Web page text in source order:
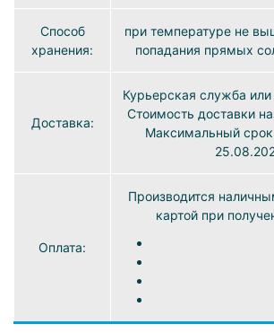
Способ
хранения:
при температуре не
попадания прямых
Доставка:
Курьерская служба
Стоимость доставки
Максимальный
Оплата:
Производится
картой при